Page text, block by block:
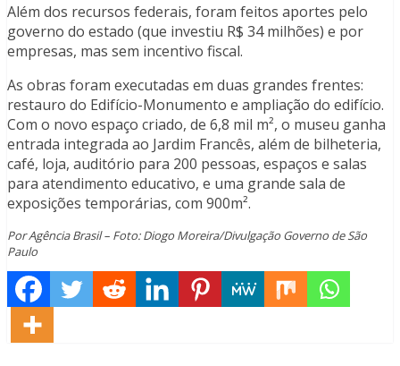
Além dos recursos federais, foram feitos aportes pelo
governo do estado (que investiu R$ 34 milhões) e por
empresas, mas sem incentivo fiscal.
As obras foram executadas em duas grandes frentes:
restauro do Edifício-Monumento e ampliação do edifício.
Com o novo espaço criado, de 6,8 mil m², o museu ganha
entrada integrada ao Jardim Francês, além de bilheteria,
café, loja, auditório para 200 pessoas, espaços e salas
para atendimento educativo, e uma grande sala de
exposições temporárias, com 900m².
Por Agência Brasil – Foto: Diogo Moreira/Divulgação Governo de São
Paulo